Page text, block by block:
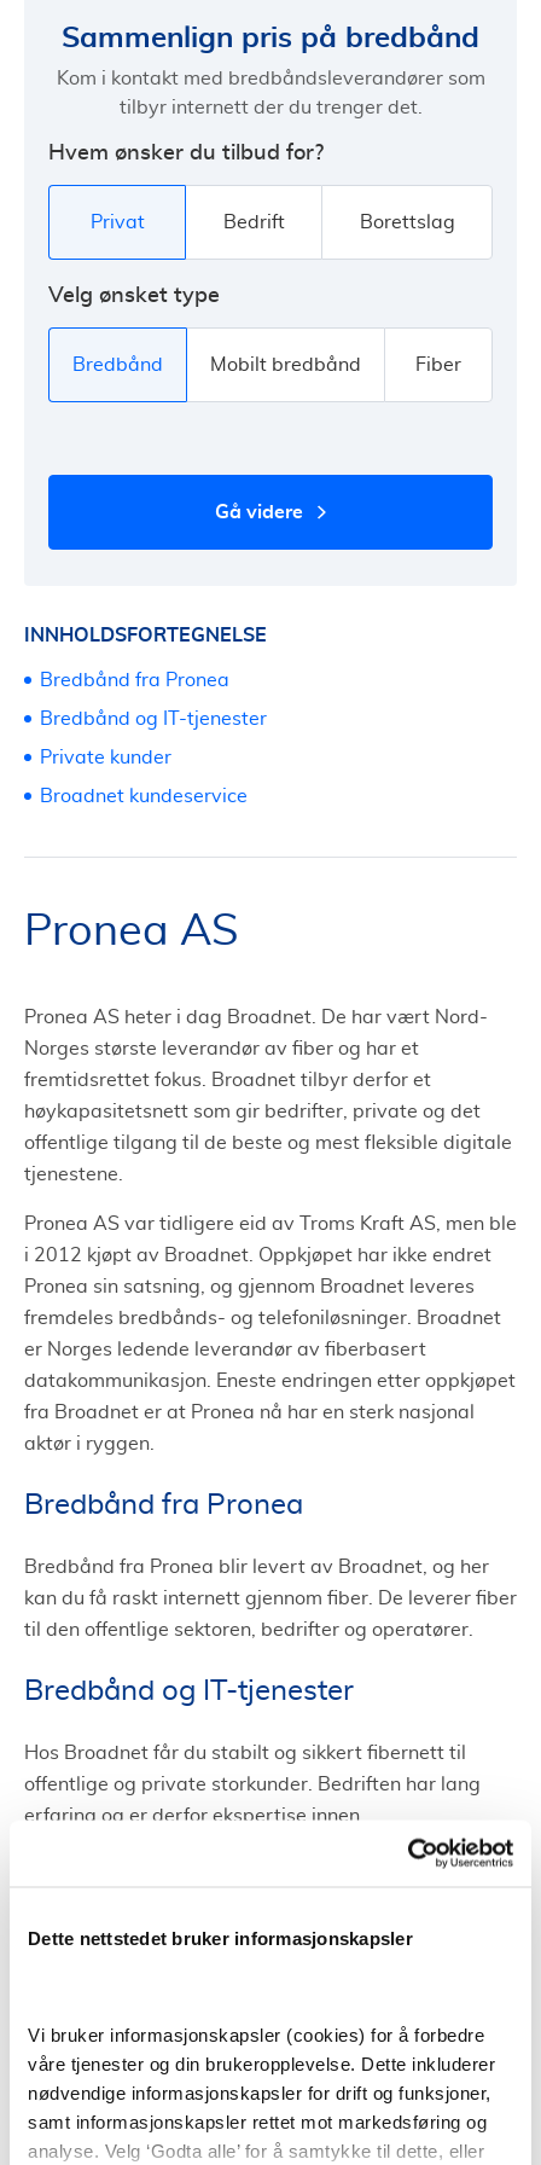
Dette nettstedet bruker informasjonskapsler
Vi bruker informasjonskapsler (cookies) for å forbedre
våre tjenester og din brukeropplevelse. Dette inkluderer
nødvendige informasjonskapsler for drift og funksjoner,
samt informasjonskapsler rettet mot markedsføring og
analyse. Velg ‘Godta alle’ for å samtykke til dette, eller
Pronea AS
Pronea AS heter i dag Broadnet. De har vært Nord-
Norges største leverandør av fiber og har et
fremtidsrettet fokus. Broadnet tilbyr derfor et
høykapasitetsnett som gir bedrifter, private og det
offentlige tilgang til de beste og mest fleksible digitale
tjenestene.
Pronea AS var tidligere eid av Troms Kraft AS, men ble
i 2012 kjøpt av Broadnet. Oppkjøpet har ikke endret
Pronea sin satsning, og gjennom Broadnet leveres
fremdeles bredbånds- og telefoniløsninger. Broadnet
er Norges ledende leverandør av fiberbasert
datakommunikasjon. Eneste endringen etter oppkjøpet
fra Broadnet er at Pronea nå har en sterk nasjonal
aktør i ryggen.
Bredbånd fra Pronea
Bredbånd fra Pronea blir levert av Broadnet, og her
kan du få raskt internett gjennom fiber. De leverer fiber
til den offentlige sektoren, bedrifter og operatører.
Bredbånd og IT-tjenester
Hos Broadnet får du stabilt og sikkert fibernett til
offentlige og private storkunder. Bedriften har lang
erfaring og er derfor ekspertise innen
tjenester innen bredbånd og IT av god kvalitet. Her
Ved siden av bredbånd tilbys en rekke andre tjenester
som gir en god helhetlig tjeneste for din bedrift. Du kan
få Ethernet, IPVPN (privat kundenett) Colacation i
Sammenlign pris på bredbånd
Kom i kontakt med bredbåndsleverandører som
tilbyr internett der du trenger det.
Hvem ønsker du tilbud for?
Privat Bedrift Borettslag
Velg ønsket type
Bredbånd Mobilt bredbånd Fiber
gå videre
INNHOLDSFORTEGNELSE
Bredbånd fra Pronea
Bredbånd og IT-tjenester
Private kunder
Broadnet kundeservice